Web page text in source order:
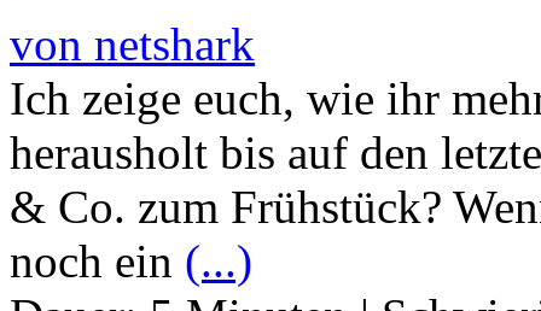
von netshark
Ich zeige euch, wie ihr
herausholt bis auf den
& Co. zum Frühstück?
noch ein (...)